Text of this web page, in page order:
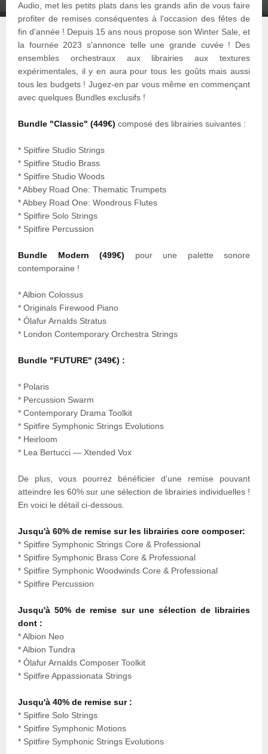
Audio, met les petits plats dans les grands afin de vous faire
profiter de remises conséquentes à l'occasion des fêtes de
fin d'année ! Depuis 15 ans nous propose son Winter Sale, et
la fournée 2023 s'annonce telle une grande cuvée ! Des
ensembles orchestraux aux librairies aux textures
expérimentales, il y en aura pour tous les goûts mais aussi
tous les budgets ! Jugez-en par vous même en commençant
avec quelques Bundles exclusifs !
Bundle "Classic" (449€) composé des librairies suivantes :
* Spitfire Studio Strings
* Spitfire Studio Brass
* Spitfire Studio Woods
* Abbey Road One: Thematic Trumpets
* Abbey Road One: Wondrous Flutes
* Spitfire Solo Strings
* Spitfire Percussion
Bundle Modern (499€) pour une palette sonore
contemporaine !
* Albion Colossus
* Originals Firewood Piano
* Ólafur Arnalds Stratus
* London Contemporary Orchestra Strings
Bundle "FUTURE" (349€) :
* Polaris
* Percussion Swarm
* Contemporary Drama Toolkit
* Spitfire Symphonic Strings Evolutions
* Heirloom
* Lea Bertucci — Xtended Vox
De plus, vous pourrez bénéficier d'une remise pouvant
atteindre les 60% sur une sélection de librairies individuelles !
En voici le détail ci-dessous.
Jusqu'à 60% de remise sur les librairies core composer:
* Spitfire Symphonic Strings Core & Professional
* Spitfire Symphonic Brass Core & Professional
* Spitfire Symphonic Woodwinds Core & Professional
* Spitfire Percussion
Jusqu'à 50% de remise sur une sélection de librairies
dont :
* Albion Neo
* Albion Tundra
* Ólafur Arnalds Composer Toolkit
* Spitfire Appassionata Strings
Jusqu'à 40% de remise sur :
* Spitfire Solo Strings
* Spitfire Symphonic Motions
* Spitfire Symphonic Strings Evolutions